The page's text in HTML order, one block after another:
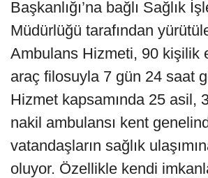
Başkanlığı’na bağlı Sağlık
Müdürlüğü tarafından
Ambulans Hizmeti, 90 kişilik
araç filosuyla 7 gün 24 saat
Hizmet kapsamında 25 asil,
nakil ambulansı kent
vatandaşların sağlık
oluyor. Özellikle kendi